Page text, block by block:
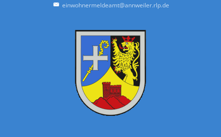
einwohnermeldeamt@annweiler.rlp.de